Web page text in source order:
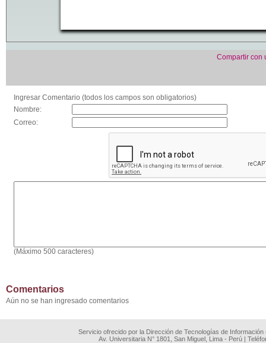
Compartir con
Ingresar Comentario (todos los campos son obligatorios)
Nombre:
Correo:
(Máximo 500 caracteres)
Comentarios
Aún no se han ingresado comentarios
Servicio ofrecido por la Dirección de Tecnologías de
Av. Universitaria N° 1801, San Miguel, Lima - Perú |